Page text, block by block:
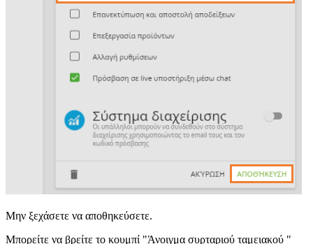
Μην ξεχάσετε να αποθηκεύσετε.
Μπορείτε να βρείτε το κουμπί "Άνοιγμα συρταριού ταμειακού "